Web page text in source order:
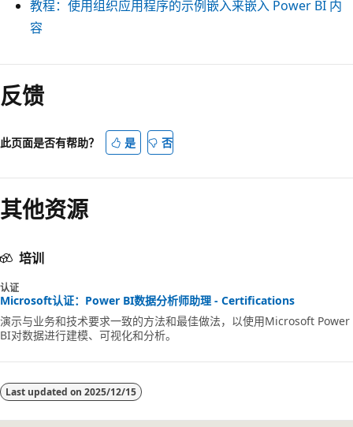
教程：使用组织应用程序的示例嵌入来嵌入 Power BI 内
容
反馈
此页面是否有帮助？ 是 否
其他资源
培训
认证
Microsoft认证：Power BI数据分析师助理 - Certifications
演示与业务和技术要求一致的方法和最佳做法，以使用Microsoft Power
BI对数据进行建模、可视化和分析。
Last updated on 2025/12/15